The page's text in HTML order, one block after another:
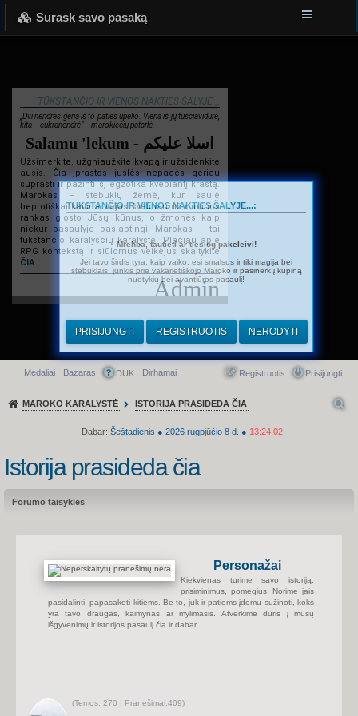
Surask savo pasaką
TŪKSTANČIO IR VIENOS NAKTIES ŠALYJE...
„Dvi nendrės geria iš to paties upelio. Viena iš jų tuščiavidurė,
kita – cukranendrė“ – marokiečių patarlė.
Salamu 'lekum - اسلا عليكم
Užsimerkite, užgniaužkite kvapą ir užsidenkite
ausis. Čia įprastos juslės nepadės geriau
suprasti ir pažinti šį egzotika kvepiantį kraštą.
Marokas – stebuklų žemė, kur saulė
beprotiškai kaitina, vėjas švelniau už motinos
rankas glosto Jūsų kūnus, o žmonės kaip
niekur pasaulyje paslaptingi. Marokas – tai
tūkstančio karalysčių karalystė. Plačiau apie
RPG kontekstą ir siūlomus veikėjus skaitykite
ČIA.
Admin
Greitasis meniu
Medaliai Bazaras DUK Dirhamai Prisijungti
Registruotis
MAROKO KARALYSTĖ ISTORIJA PRASIDEDA ČIA
Dabar: Šeštadienis ● 2026 rugpjūčio 8 d. ● 13:24:02
TŪKSTANČIO IR VIENOS NAKTIES ŠALYJE...:
Mrehba, tautieti ar tiesiog pakeleivi!
Jei tavo širdis tyra, kaip vaiko, esi smalsus ir tiki magija bei
stebuklais, junkis prie vakarietiškojo Maroko ir pasinerk į kupiną
nuotykių bei avantiūros pasaulį!
PRISIJUNGTI REGISTRUOTIS NERODYTI
Istorija prasideda čia
Forumo taisyklės
Personažai
Kiekvienas turime savo istoriją,
prisiminimus, pomėgius. Norime jais
pasidalinti, papasakoti kitiems. Be to, juk ir patiems įdomu sužinoti, koks
yra tavo draugas, kaimynas ar mylimasis. Atverkime duris į mūsų
išgyvenimų ir istorijos pasaulį čia ir dabar.
(Temos: 270 | Pranešimai:409)